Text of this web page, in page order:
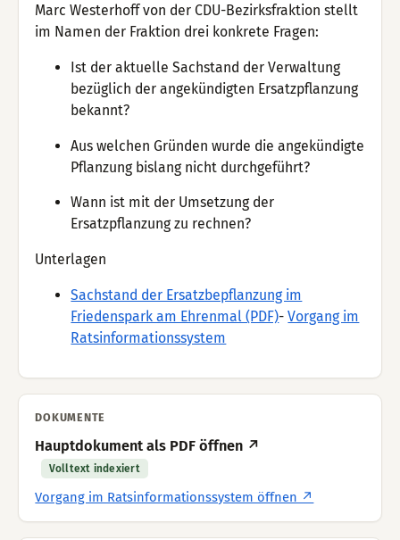
Marc Westerhoff von der CDU-Bezirksfraktion stellt
im Namen der Fraktion drei konkrete Fragen:
Ist der aktuelle Sachstand der Verwaltung
bezüglich der angekündigten Ersatzpflanzung
bekannt?
Aus welchen Gründen wurde die angekündigte
Pflanzung bislang nicht durchgeführt?
Wann ist mit der Umsetzung der
Ersatzpflanzung zu rechnen?
Unterlagen
Sachstand der Ersatzbepflanzung im
Friedenspark am Ehrenmal (PDF)-Vorgang im
Ratsinformationssystem
DOKUMENTE
Hauptdokument als PDF öffnen ↗
Volltext indexiert
Vorgang im Ratsinformationssystem öffnen ↗